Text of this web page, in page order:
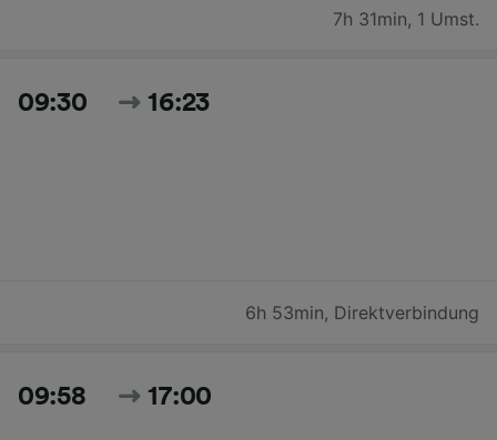
7h 31min, 1 Umst.
09:30 16:23
6h 53min, Direktverbindung
09:58 17:00